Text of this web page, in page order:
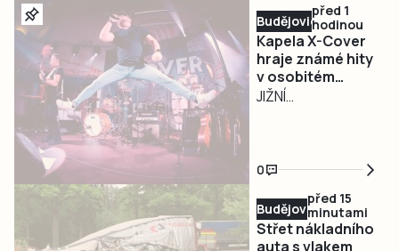
Budějovicko
před 15
minutami
Střet nákladního
auta s vlakem
Budějovicko
před 1
hodinou
Kapela X-Cover
hraje známé hity
v osobitém
pojetí a
JIŽNÍ
scéně působí
řada cover kapel,
jen málokterá z
nich ale dokáže
nabídnout víc než
0